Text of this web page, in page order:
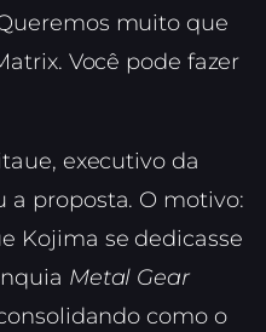
muito que
Você pode fazer
executivo da
a proposta. O motivo:
Kojima se dedicasse
Metal Gear
como o